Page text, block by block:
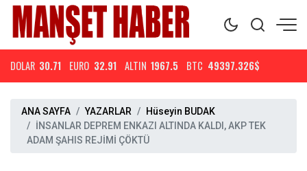
DOLAR 30.71 EURO 32.91 ALTIN 1967.5 BTC 49397.326$
ANA SAYFA YAZARLAR
Hüseyin BUDAK
İNSANLAR DEPREM ENKAZI ALTINDA KALDI, AKP TEK
ADAM ŞAHIS REJİMİ ÇÖKTÜ